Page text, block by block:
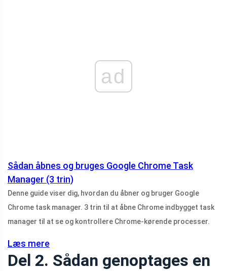
ad
Sådan åbnes og bruges Google Chrome Task
Manager (3 trin)
Denne guide viser dig, hvordan du åbner og bruger Google
Chrome task manager. 3 trin til at åbne Chrome indbygget task
manager til at se og kontrollere Chrome-kørende processer.
Læs mere
Del 2. Sådan genoptages en